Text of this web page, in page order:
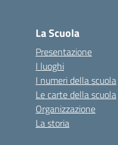
La Scuola
Presentazione
I luoghi
I numeri della scuola
Le carte della scuola
Organizzazione
La storia